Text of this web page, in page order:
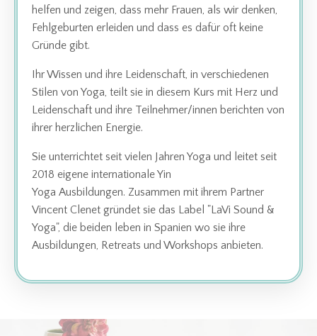
helfen und zeigen, dass mehr Frauen, als wir denken,
Fehlgeburten erleiden und dass es dafür oft keine
Gründe gibt.
Ihr Wissen und ihre Leidenschaft, in verschiedenen
Stilen von Yoga, teilt sie in diesem Kurs mit Herz und
Leidenschaft und ihre Teilnehmer/innen berichten von
ihrer herzlichen Energie.
Sie unterrichtet seit vielen Jahren Yoga und leitet seit
2018 eigene internationale Yin
Yoga Ausbildungen. Zusammen mit ihrem Partner
Vincent Clenet gründet sie das Label "LaVi Sound &
Yoga", die beiden leben in Spanien wo sie ihre
Ausbildungen, Retreats und Workshops anbieten.